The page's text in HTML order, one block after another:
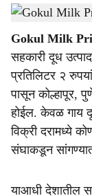
a
r
e
Gokul Milk Price Hike
Gokul Milk
सहकारी दूध
प्रतिलिटर २
पासून कोल्हापूर,
होईल. केवळ गाय
विक्री दरामध्ये
संघाकडून
याआधी देशातील